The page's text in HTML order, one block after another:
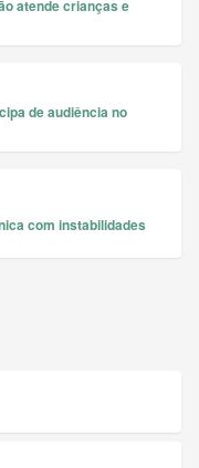
atende crianças e
de audiência no
com instabilidades